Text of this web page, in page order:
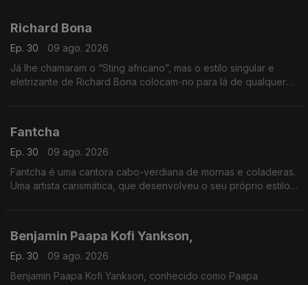
Richard Bona
Ep. 30
09 ago. 2026
Já lhe chamaram o “Sting africano”, mas o estilo singular e
eletrizante de Richard Bona colocam-no para lá de qualquer
Fantcha
Ep. 30
09 ago. 2026
Fantcha é uma cantora cabo-verdiana de mornas e coladeiras.
Uma artista carismática, que desenvolveu o seu próprio estilo
Benjamin Paapa Kofi Yankson,
Ep. 30
09 ago. 2026
Benjamin Paapa Kofi Yankson, conhecido como Paapa